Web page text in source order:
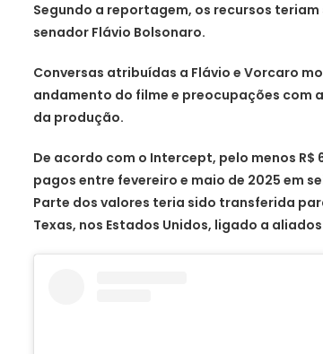
Segundo a reportagem, os recursos
senador Flávio Bolsonaro.
Conversas atribuídas a Flávio e Vorcaro
andamento do filme e preocupações com
da produção.
De acordo com o Intercept, pelo menos R$
pagos entre fevereiro e maio de 2025 em
Parte dos valores teria sido transferida
Texas, nos Estados Unidos, ligado a